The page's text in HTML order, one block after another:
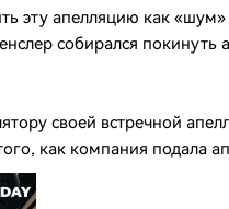
эту апелляцию как «шум»
собирался покинуть
своей встречной
как компания подала